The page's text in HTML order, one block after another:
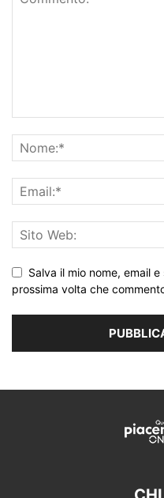
Salva il mio nome, email
prossima volta che